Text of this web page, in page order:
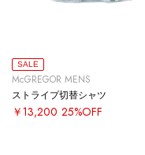
SALE
McGREGOR MENS
ストライプ切替シャツ
￥13,200 25%OFF